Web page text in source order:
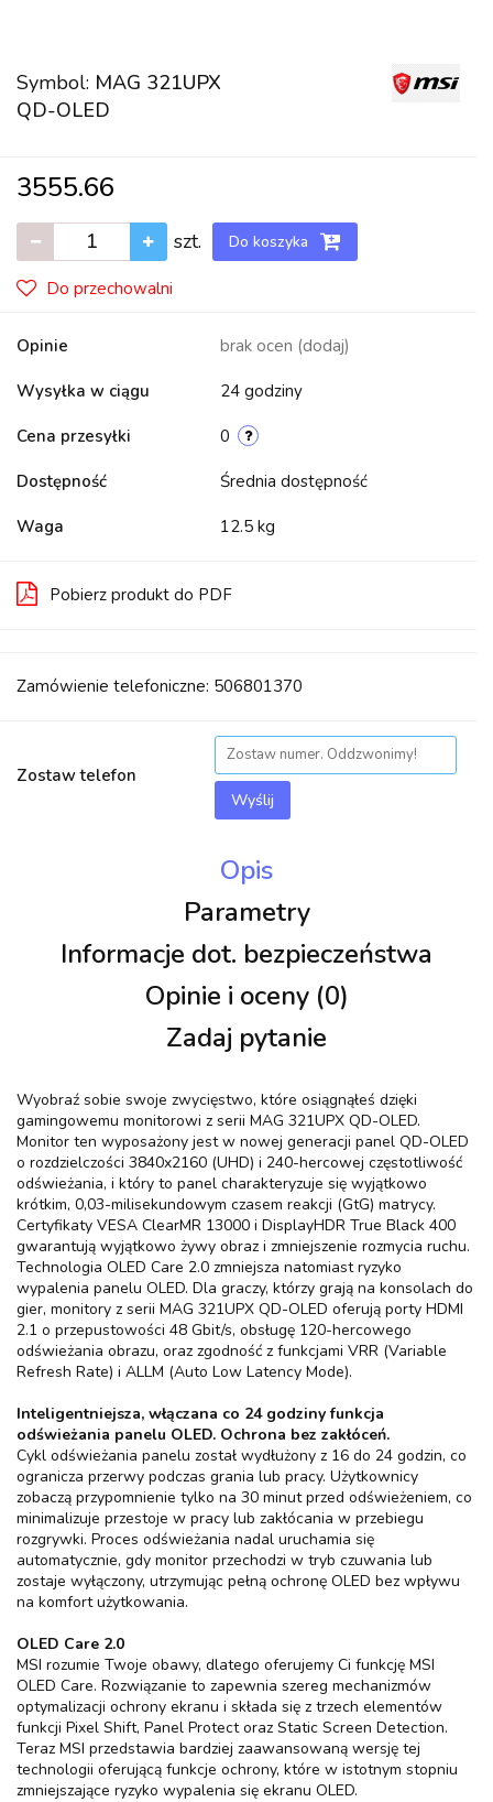
Symbol: MAG 321UPX
QD-OLED
3555.66
szt. Do koszyka
Do przechowalni
Opinie brak ocen (dodaj)
Wysyłka w ciągu 24 godziny
Cena przesyłki 0
Dostępność Średnia dostępność
Waga 12.5 kg
Pobierz produkt do PDF
Zamówienie telefoniczne: 506801370
Zostaw telefon
Wyślij
Opis
Parametry
Informacje dot. bezpieczeństwa
Opinie i oceny (0)
Zadaj pytanie
Wyobraź sobie swoje zwycięstwo, które osiągnąłeś dzięki
gamingowemu monitorowi z serii MAG 321UPX QD-OLED.
Monitor ten wyposażony jest w nowej generacji panel QD-OLED
o rozdzielczości 3840x2160 (UHD) i 240-hercowej częstotliwość
odświeżania, i który to panel charakteryzuje się wyjątkowo
krótkim, 0,03-milisekundowym czasem reakcji (GtG) matrycy.
Certyfikaty VESA ClearMR 13000 i DisplayHDR True Black 400
gwarantują wyjątkowo żywy obraz i zmniejszenie rozmycia ruchu.
Technologia OLED Care 2.0 zmniejsza natomiast ryzyko
wypalenia panelu OLED. Dla graczy, którzy grają na konsolach do
gier, monitory z serii MAG 321UPX QD-OLED oferują porty HDMI
2.1 o przepustowości 48 Gbit/s, obsługę 120-hercowego
odświeżania obrazu, oraz zgodność z funkcjami VRR (Variable
Refresh Rate) i ALLM (Auto Low Latency Mode).
Inteligentniejsza, włączana co 24 godziny funkcja
odświeżania panelu OLED. Ochrona bez zakłóceń.
Cykl odświeżania panelu został wydłużony z 16 do 24 godzin, co
ogranicza przerwy podczas grania lub pracy. Użytkownicy
zobaczą przypomnienie tylko na 30 minut przed odświeżeniem, co
minimalizuje przestoje w pracy lub zakłócania w przebiegu
rozgrywki. Proces odświeżania nadal uruchamia się
automatycznie, gdy monitor przechodzi w tryb czuwania lub
zostaje wyłączony, utrzymując pełną ochronę OLED bez wpływu
na komfort użytkowania.
OLED Care 2.0
MSI rozumie Twoje obawy, dlatego oferujemy Ci funkcję MSI
OLED Care. Rozwiązanie to zapewnia szereg mechanizmów
optymalizacji ochrony ekranu i składa się z trzech elementów
funkcji Pixel Shift, Panel Protect oraz Static Screen Detection.
Teraz MSI przedstawia bardziej zaawansowaną wersję tej
technologii oferującą funkcje ochrony, które w istotnym stopniu
zmniejszające ryzyko wypalenia się ekranu OLED.